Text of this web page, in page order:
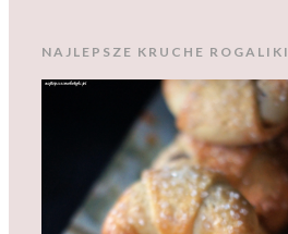
NAJLEPSZE KRUCHE ROGALIKI